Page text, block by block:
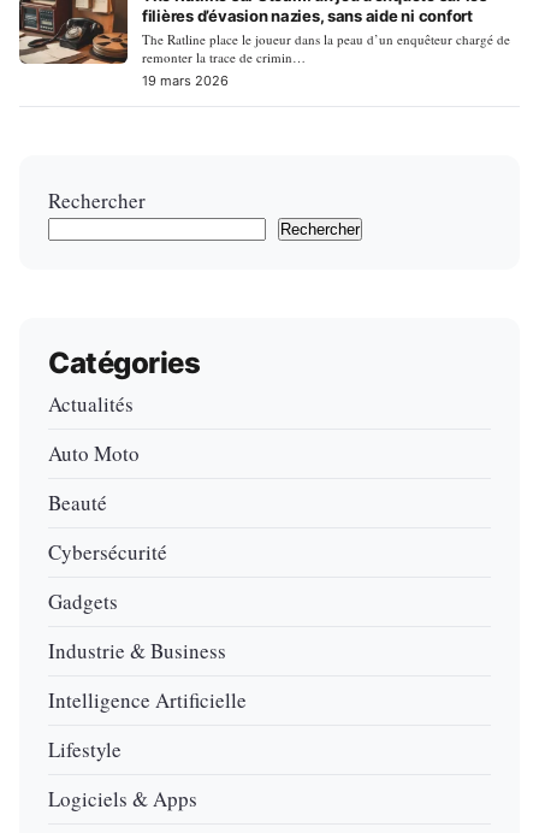
filières d’évasion nazies, sans aide ni confort
The Ratline place le joueur dans la peau d’un enquêteur chargé de
remonter la trace de crimin…
19 mars 2026
Rechercher
Rechercher
Catégories
Actualités
Auto Moto
Beauté
Cybersécurité
Gadgets
Industrie & Business
Intelligence Artificielle
Lifestyle
Logiciels & Apps